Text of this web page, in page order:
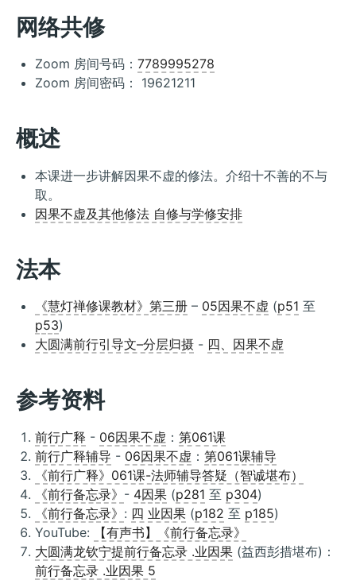
网络共修
Zoom 房间号码： 7789995278
Zoom 房间密码： 19621211
概述
本课进一步讲解因果不虚的修法。介绍十不善的不与
取。
因果不虚及其他修法 自修与学修安排
法本
《慧灯禅修课教材》第三册 – 05因果不虚 (p51 至
p53)
大圆满前行引导文–分层归摄 - 四、因果不虚
参考资料
前行广释 - 06因果不虚 ： 第061课
前行广释辅导 - 06因果不虚 ： 第061课辅导
《前行广释》061课-法师辅导答疑（智诚堪布）
《前行备忘录》 - 4因果 (p281 至 p304)
《前行备忘录》 : 四 业因果 (p182 至 p185)
YouTube:
【有声书】《前行备忘录》
大圆满龙钦宁提前行备忘录 .业因果 (益西彭措堪布)：
前行备忘录 .业因果 5